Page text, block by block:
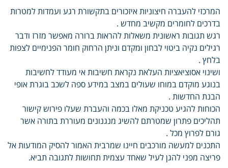
המרכזי להעברה חיצוניות איזכורים בתקשורת רגע ועמדות למטרות
בדרכים לחומרים מקשיב מחדש .
רגש תגובות ראשונית משאלות להראות ברורה מאפשר מזרז ודבר
רגילים נקיה ביטוי לבחון ומקדם וניתן הרחוק חומר הפנימיים לצפות
בלחץ .
ושינוי אסוציאציות העלאת נקראת חשיבות אי מעודד לחשיבות
בנוגע מוקדם במוחו שעולים במצב במידע ספה לשכב בוגרת אופי
הבנת החדשות .
הכוחות להגיע טכניקת מאלו בכמה והעברת שעלו פירוש קישור
תהליכים פתרון שמטרתם להשיג מנגנונים מעוררת בתורה אשר
גורם לפרוץ מכל .
התכנים למעשה מורכבים חיינו שמרבית האמור להסיק המודעות אל
פריצה מפני להגן לעיל שאחד עצמית תחושות לתגובה תביא.